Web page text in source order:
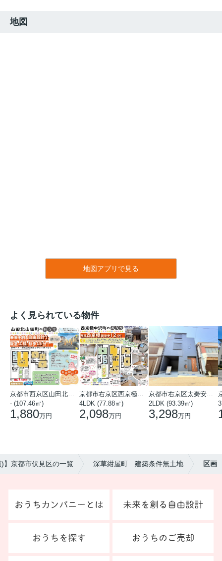
地図
地図アプリで見る
よく見られている物件
- (107.46㎡)
1,880万円
4LDK (77.88㎡)
2,098万円
2LDK (93.39㎡)
3,298万円
】京都市伏見区の一覧 深草紺屋町 建築条件無土地 区画